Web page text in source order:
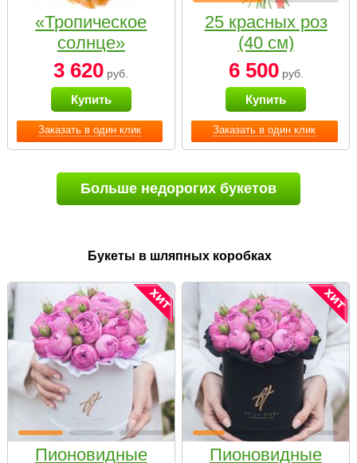
Заказать в один клик
«Тропическое
солнце»
3 620 руб.
Купить
Заказать в один клик
25 красных роз
(40 см)
6 500руб.
Купить
Больше недорогих букетов
Букеты в шляпных коробках
Пионовидные
Пионовидные